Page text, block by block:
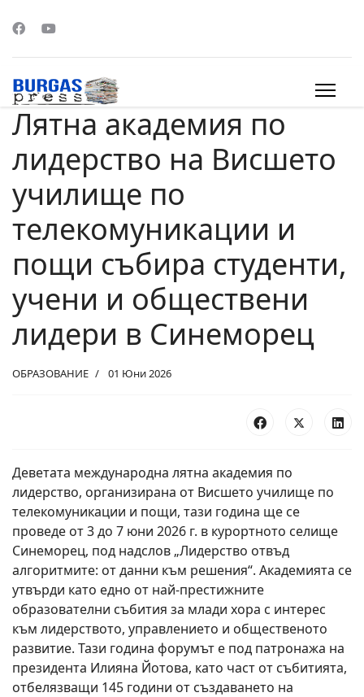
Лятна академия по
лидерство на Висшето
училище по
телекомуникации и
пощи събира студенти,
учени и обществени
лидери в Синеморец
ОБРАЗОВАНИЕ 01 Юни 2026
Деветата международна лятна академия по
лидерство, организирана от Висшето училище по
телекомуникации и пощи, тази година ще се
проведе от 3 до 7 юни 2026 г. в курортното селище
Синеморец, под надслов „Лидерство отвъд
алгоритмите: от данни към решения“. Академията се
утвърди като едно от най-престижните
образователни събития за млади хора с интерес
към лидерството, управлението и общественото
развитие. Тази година форумът е под патронажа на
президента Илияна Йотова, като част от събитията,
отбелязващи 145 години от създаването на